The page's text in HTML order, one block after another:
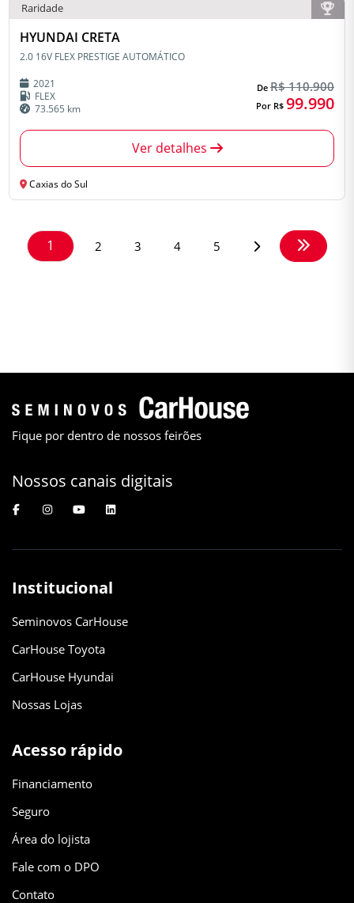
Raridade
HYUNDAI CRETA
2.0 16V FLEX PRESTIGE AUTOMÁTICO
2021
FLEX
73.565 km
De R$ 110.900
Por R$ 99.990
Ver detalhes
Caxias do Sul
1 2 3 4 5
Fique por dentro de nossos feirões
Nossos canais digitais
Institucional
Seminovos CarHouse
CarHouse Toyota
CarHouse Hyundai
Nossas Lojas
Acesso rápido
Financiamento
Seguro
Área do lojista
Fale com o DPO
Contato